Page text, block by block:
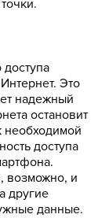
Это
надежный
остановит
необходимой
доступа
возможно, и
другие
данные.